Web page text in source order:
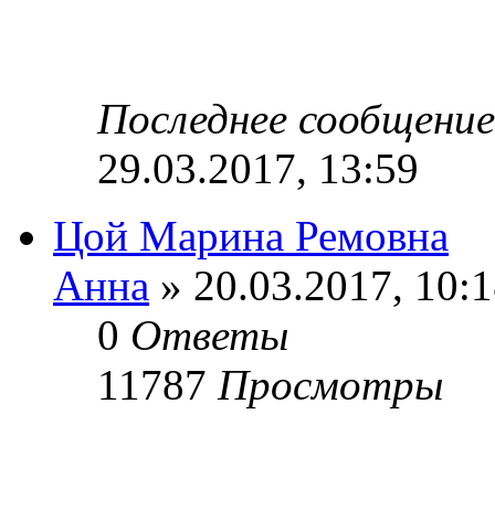
Последнее
29.03.2017, 13:59
Цой Марина Ремовна
Анна » 20.03.2017,
0 Ответы
11787 Просмотры